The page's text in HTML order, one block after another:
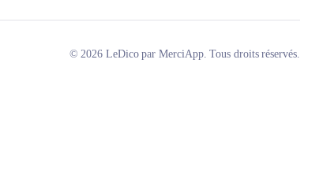
© 2026 LeDico par MerciApp. Tous droits réservés.